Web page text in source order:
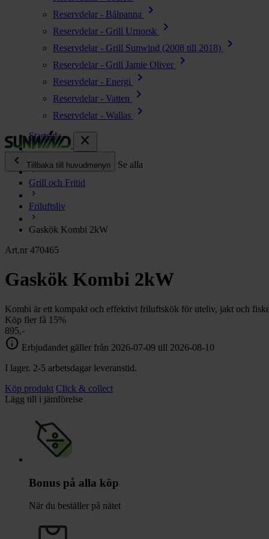
Reservdelar - Bålpanna chevron_right
Reservdelar - Grill Urnorsk chevron_right
Reservdelar - Grill Sunwind (2008 till 2018) chevron_right
Reservdelar - Grill Jamie Oliver chevron_right
Reservdelar - Energi chevron_right
Reservdelar - Vatten chevron_right
Reservdelar - Wallas
chevron_right
close
chevron_left
Tillbaka till huvudmenyn Se alla
Energi chevron_right
Kök & Gasol
Värme chevron_right
Vatten
Toalett chevron_right
chevron_right
Lacanche
Reservdelar
Startsida
Grill och Fritid
Friluftsliv
Gaskök Kombi 2kW
Art.nr 470465
Gaskök Kombi 2kW
Kombi är ett kompakt och effektivt friluftskök för uteliv, jakt och
Köp fler få 15%
895,-
info Erbjudandet gäller från 2026-07-09 till 2026-08-10
I lager. 2-5 arbetsdagar leveranstid.
Köp produkt Click & collect
Lägg till i jämförelse
Bonus på alla köp
När du beställer på nätet